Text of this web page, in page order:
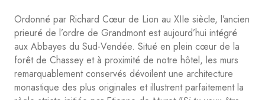
Ordonné par Richard Cœur de Lion au XIIe siècle, l’ancien
prieuré de l’ordre de Grandmont est aujourd’hui intégré
aux Abbayes du Sud-Vendée. Situé en plein cœur de la
forêt de Chassey et à proximité de notre hôtel, les murs
remarquablement conservés dévoilent une architecture
monastique des plus originales et illustrent parfaitement la